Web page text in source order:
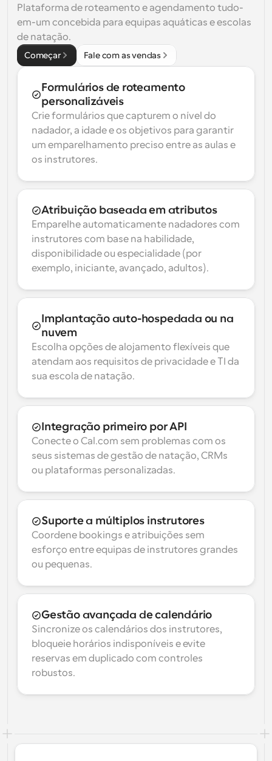
Plataforma de roteamento e agendamento tudo-
em-um concebida para equipas aquáticas e escolas
de natação.
Começar Fale com as vendas
Formulários de roteamento
personalizáveis
Crie formulários que capturem o nível do
nadador, a idade e os objetivos para garantir
um emparelhamento preciso entre as aulas e
os instrutores.
Atribuição baseada em atributos
Emparelhe automaticamente nadadores com
instrutores com base na habilidade,
disponibilidade ou especialidade (por
exemplo, iniciante, avançado, adultos).
Implantação auto-hospedada ou na
nuvem
Escolha opções de alojamento flexíveis que
atendam aos requisitos de privacidade e TI da
sua escola de natação.
Integração primeiro por API
Conecte o Cal.com sem problemas com os
seus sistemas de gestão de natação, CRMs
ou plataformas personalizadas.
Suporte a múltiplos instrutores
Coordene bookings e atribuições sem
esforço entre equipas de instrutores grandes
ou pequenas.
Gestão avançada de calendário
Sincronize os calendários dos instrutores,
bloqueie horários indisponíveis e evite
reservas em duplicado com controles
robustos.